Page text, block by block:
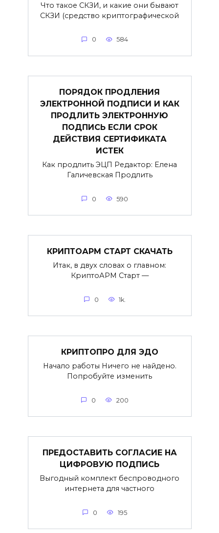
Что такое СКЗИ, и какие они бывают
СКЗИ (средство криптографической
0 584
ПОРЯДОК ПРОДЛЕНИЯ
ЭЛЕКТРОННОЙ ПОДПИСИ И КАК
ПРОДЛИТЬ ЭЛЕКТРОННУЮ
ПОДПИСЬ ЕСЛИ СРОК
ДЕЙСТВИЯ СЕРТИФИКАТА
ИСТЕК
Как продлить ЭЦП Редактор: Елена
Галичевская Продлить
0 590
КРИПТОАРМ СТАРТ СКАЧАТЬ
Итак, в двух словах о главном:
КриптоАРМ Старт —
0 1k.
КРИПТОПРО ДЛЯ ЭДО
Начало работы Ничего не найдено.
Попробуйте изменить
0 200
ПРЕДОСТАВИТЬ СОГЛАСИЕ НА
ЦИФРОВУЮ ПОДПИСЬ
Выгодный комплект беспроводного
интернета для частного
0 195